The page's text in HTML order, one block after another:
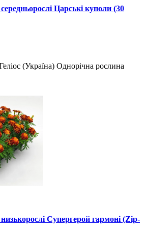
Царські куполи (30
(Україна) Однорічна рослина
Супергерой гармоні (Zip-